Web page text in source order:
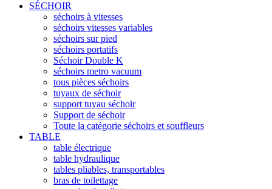
SÉCHOIR
séchoirs à vitesses
séchoirs vitesses variables
séchoirs sur pied
séchoirs portatifs
Séchoir Double K
séchoirs metro vacuum
tous pièces séchoirs
tuyaux de séchoir
support tuyau séchoir
Support de séchoir
Toute la catégorie séchoirs et souffleurs
TABLE
table électrique
table hydraulique
tables pliables, transportables
bras de toilettage